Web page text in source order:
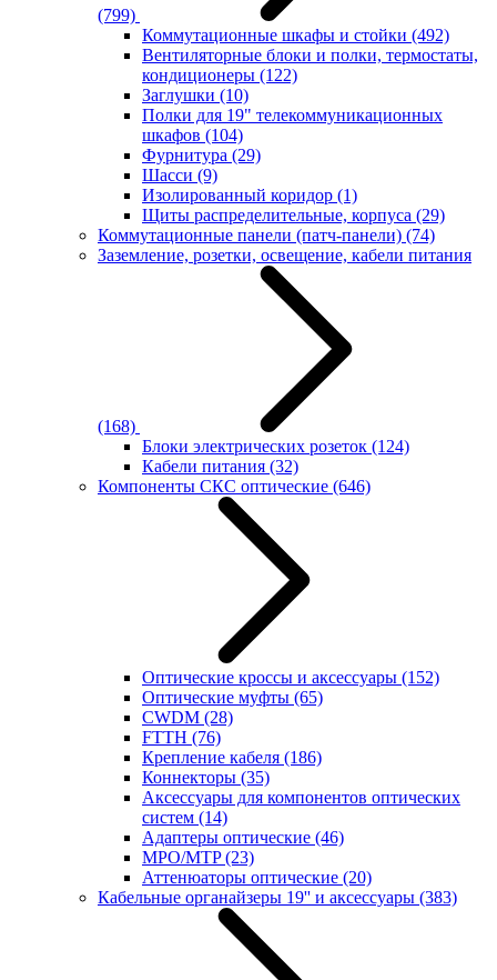
(799)
Коммутационные шкафы и стойки (492)
Вентиляторные блоки и полки, термостаты,
кондиционеры (122)
Заглушки (10)
Полки для 19" телекоммуникационных
шкафов (104)
Фурнитура (29)
Шасси (9)
Изолированный коридор (1)
Щиты распределительные, корпуса (29)
Коммутационные панели (патч-панели) (74)
Заземление, розетки, освещение, кабели питания
(168)
Блоки электрических розеток (124)
Кабели питания (32)
Компоненты СКС оптические (646)
Оптические кроссы и аксессуары (152)
Оптические муфты (65)
CWDM (28)
FTTH (76)
Крепление кабеля (186)
Коннекторы (35)
Аксессуары для компонентов оптических
систем (14)
Адаптеры оптические (46)
MPO/MTP(23)
Аттенюаторы оптические (20)
Кабельные органайзеры 19'' и аксессуары (383)